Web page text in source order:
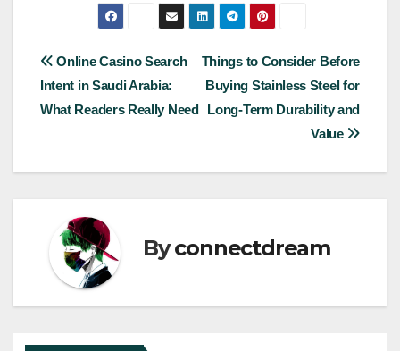
Post
navigation
Things to Consider Before
Buying Stainless Steel for
Long-Term Durability and
Value
Online Casino Search
Intent in Saudi Arabia:
What Readers Really Need
Byconnectdream